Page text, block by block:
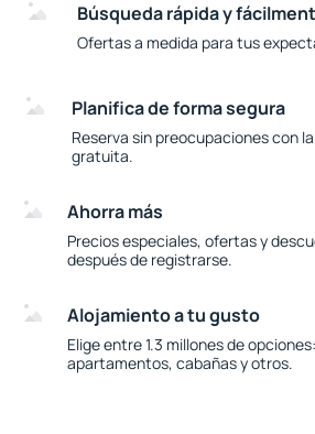
Búsqueda rápida y
Ofertas a medida para tus
Planifica de forma segura
Reserva sin preocupaciones con
gratuita.
Ahorra más
Precios especiales, ofertas y
después de registrarse.
Alojamiento a tu gusto
Elige entre 1.3 millones de
apartamentos, cabañas y otros.